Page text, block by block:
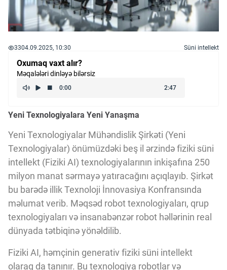
İnnovasiya və Startaplar
Robot və Cihazlar
Kriptovalyuta
ÇƏRƏZLƏR SİYASƏTİ
İSTIFADƏ ŞƏRTLƏRİ
MƏXFİLİK SİYASƏTİ
Haqqımızda
Vizyoner Baxışı
3304.09.2025, 10:30 Süni intellekt
Oxumaq vaxt alır?
Məqalələri dinləyə bilərsiz
Yeni Texnologiyalara Yeni Yanaşma
Yeni Texnologiyalar Mühəndislik Şirkəti (Yeni
Texnologiyalar) önümüzdəki beş il ərzində fiziki süni
intellekt (Fiziki AI) texnologiyalarının inkişafına 250
milyon manat sərmayə yatıracağını açıqlayıb. Şirkət
bu barədə illik Texnoloji İnnovasiya Konfransında
məlumat verib. Məqsəd robot texnologiyaları, qrup
texnologiyaları və insanabənzər robot həllərinin real
dünyada tətbiqinə yönəldilib.
Fiziki AI, həmçinin generativ fiziki süni intellekt
olaraq da tanınır. Bu texnologiya robotlar və